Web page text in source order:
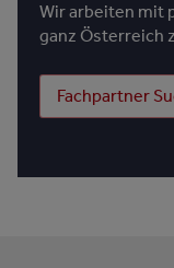
Wir arbeiten mit
ganz Österreich
Fachpartner